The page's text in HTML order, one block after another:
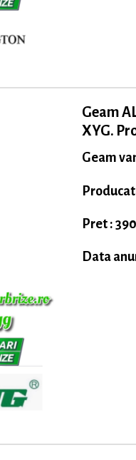
Geam
XYG.
Geam
Pret :
Data